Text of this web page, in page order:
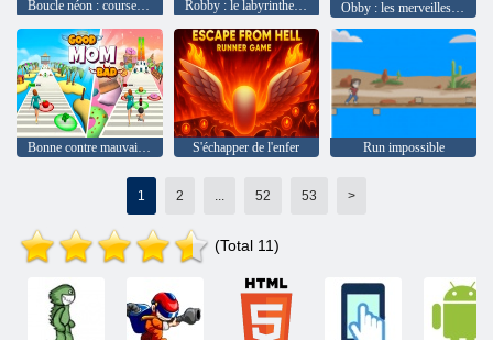
Boucle néon : course à impulsions Robby : le labyrinthe de vitesse
Bonne contre mauvaise maman S'échapper de l'enfer Run impossible
1 2 ... 52 53 >
(Total 11)